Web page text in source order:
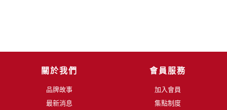
關於我們
品牌故事
最新消息
會員服務
加入會員
集點制度